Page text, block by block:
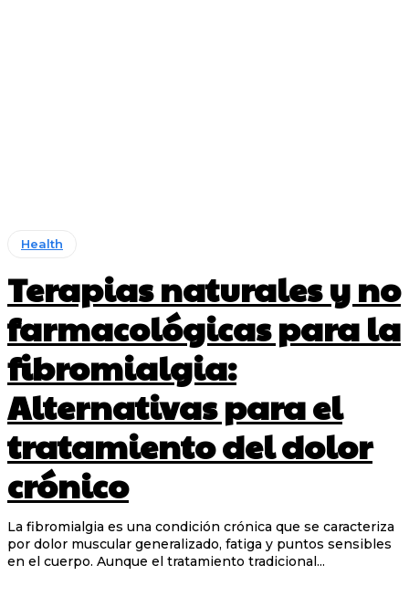
Health
Terapias naturales y no
farmacológicas para la
fibromialgia:
Alternativas para el
tratamiento del dolor
crónico
La fibromialgia es una condición crónica que se caracteriza
por dolor muscular generalizado, fatiga y puntos sensibles
en el cuerpo. Aunque el tratamiento tradicional...